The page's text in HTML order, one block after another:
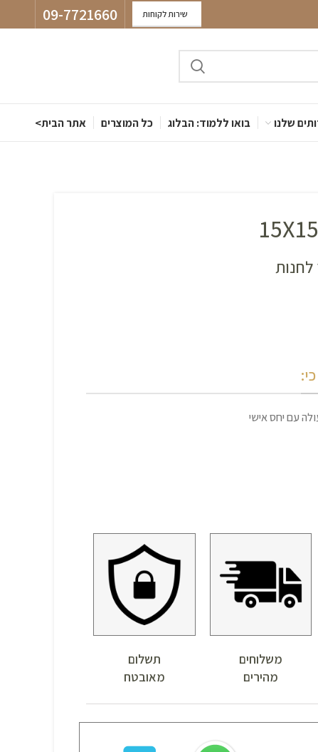
שירות לקוחות 09-7721660
שלנו בואו ללמוד: הבלוג כל המוצרים אתר הבית>
עם יחס אישי
משלוחים
מהירים
תשלום
מאובטח